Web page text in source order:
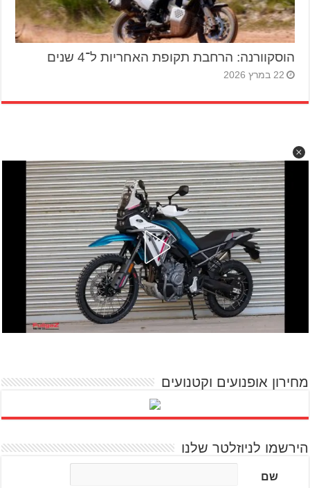
הוסקוורנה: הרחבת תקופת האחריות ל־4 שנים
22 במרץ 2026
מחירון אופנועים וקטנועים
הירשמו לניוזלטר שלנו
שם